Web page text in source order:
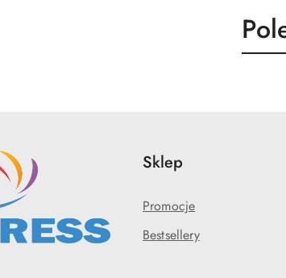
o
Sklep
Promocje
Bestsellery